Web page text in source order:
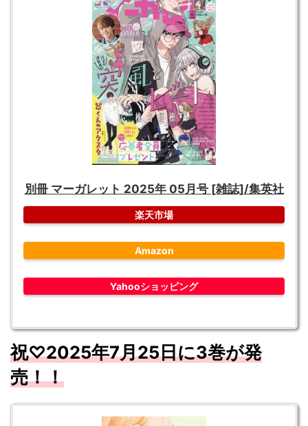
別冊 マーガレット 2025年 05月号 [雑誌]/集英社
楽天市場
Amazon
Yahooショッピング
祝♡2025年7月25日に3巻が発
売！！